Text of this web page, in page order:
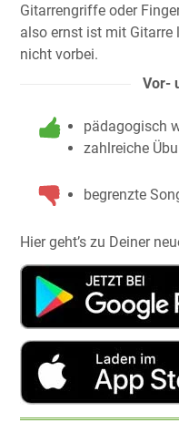
Gitarrengriffe oder
also ernst ist mit Gitarre
nicht vorbei.
Vor-
pädagogisch
zahlreiche
begrenzte
Hier geht’s zu Deiner